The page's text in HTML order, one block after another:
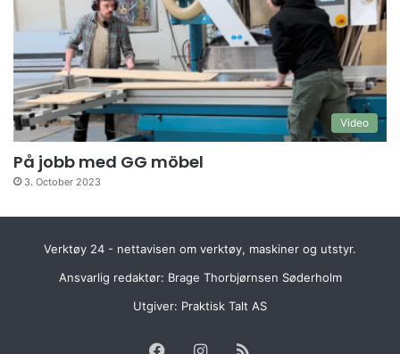
Video
På jobb med GG möbel
3. October 2023
Verktøy 24 - nettavisen om verktøy, maskiner og utstyr.
Ansvarlig redaktør: Brage Thorbjørnsen Søderholm
Utgiver: Praktisk Talt AS
FacebookInstagram
RSS